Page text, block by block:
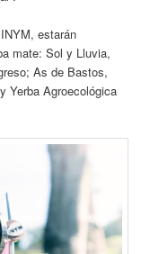
estarán
mate: Sol y Lluvia,
As de Bastos,
Yerba Agroecológica